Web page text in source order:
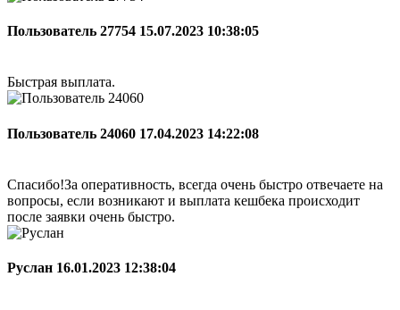
Пользователь 27754 15.07.2023 10:38:05
Быстрая выплата.
Пользователь 24060 17.04.2023 14:22:08
Спасибо!За оперативность, всегда очень быстро отвечаете на
вопросы, если возникают и выплата кешбека происходит
после заявки очень быстро.
Руслан 16.01.2023 12:38:04